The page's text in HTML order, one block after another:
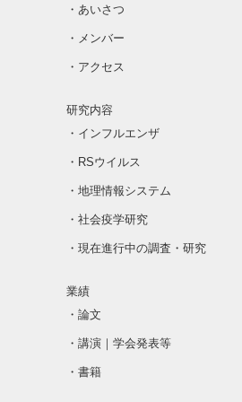
・あいさつ
・メンバー
・アクセス
研究内容
・インフルエンザ
・RSウイルス
・地理情報システム
・社会疫学研究
・現在進行中の調査・研究
業績
・論文
・講演｜学会発表等
・書籍